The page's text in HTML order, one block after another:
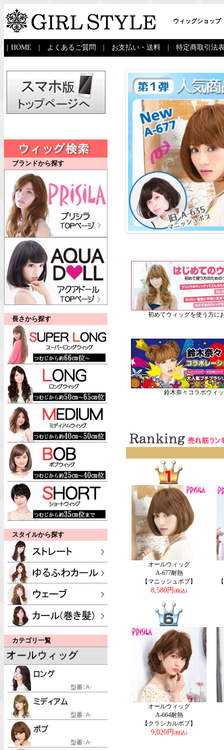
ウィッグショップ
HOME よくあるご質問 お支払い・送料 特定商取引法
ブランドから探す
長さから探す
スタイルから探す
カテゴリ一覧
初めてウィッグを使う方に
鈴木奈々コラボウィ
オールウィッグ
A-677耐熱
【マニッシュボブ】
8,580円(税込)
オールウィッグ
A-664耐熱
【クラシカルボブ】
9,020円(税込)